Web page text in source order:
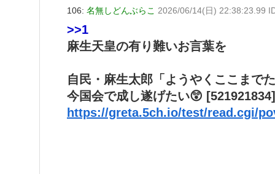
106: 名無しどんぶらこ 2026/06/14(日) 22:38:23.99
>>1
麻生天皇の有り難いお言葉を
自民・麻生太郎「ようやくここま
今国会で成し遂げたい😲 [521921834]
https://greta.5ch.io/test/read.cgi/